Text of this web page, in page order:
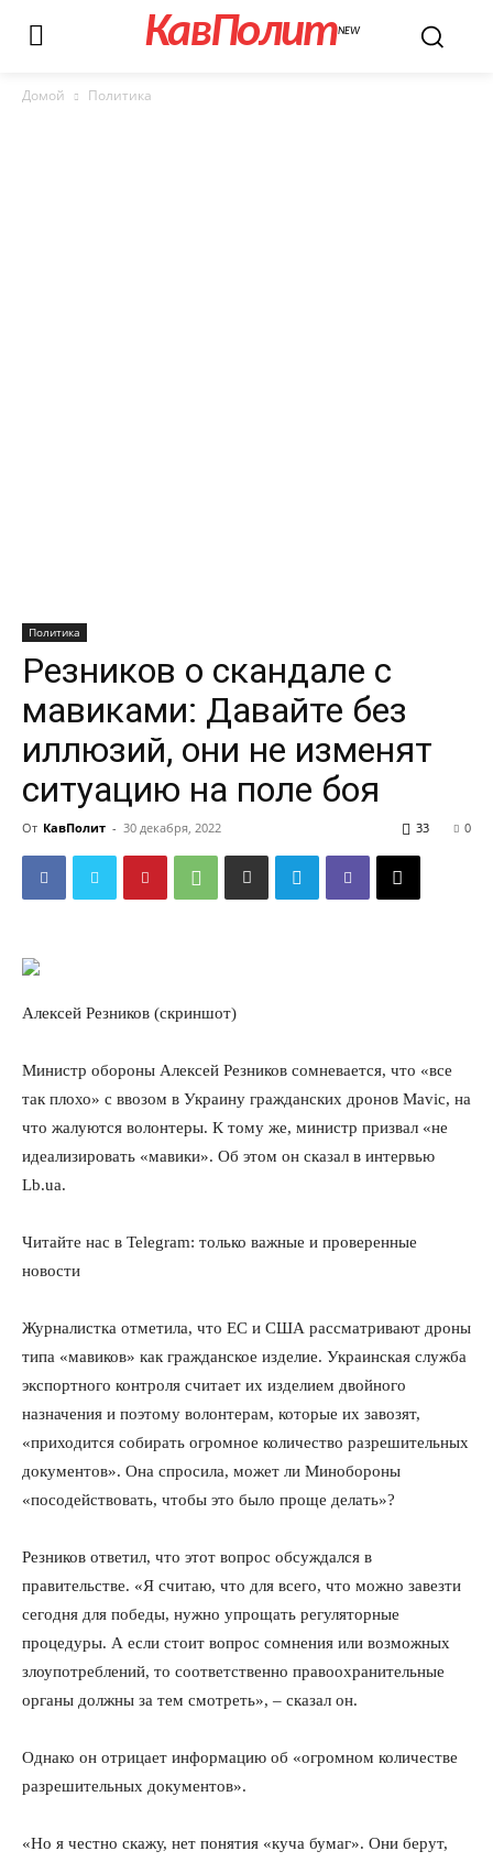
КавПолитNEW
Домой Политика
Политика
Резников о скандале с
мавиками: Давайте без
иллюзий, они не изменят
ситуацию на поле боя
От КавПолит - 30 декабря, 2022 0
33
Алексей Резников (скриншот)
Министр обороны Алексей Резников сомневается, что «все
так плохо» с ввозом в Украину гражданских дронов Mavic, на
что жалуются волонтеры. К тому же, министр призвал «не
идеализировать «мавики». Об этом он сказал в интервью
Lb.ua.
Читайте нас в Telegram: только важные и проверенные
новости
Журналистка отметила, что ЕС и США рассматривают дроны
типа «мавиков» как гражданское изделие. Украинская служба
экспортного контроля считает их изделием двойного
назначения и поэтому волонтерам, которые их завозят,
«приходится собирать огромное количество разрешительных
документов». Она спросила, может ли Минобороны
«посодействовать, чтобы это было проще делать»?
Резников ответил, что этот вопрос обсуждался в
правительстве. «Я считаю, что для всего, что можно завезти
сегодня для победы, нужно упрощать регуляторные
процедуры. А если стоит вопрос сомнения или возможных
злоупотреблений, то соответственно правоохранительные
органы должны за тем смотреть», – сказал он.
Однако он отрицает информацию об «огромном количестве
разрешительных документов».
«Но я честно скажу, нет понятия «куча бумаг». Они берут,